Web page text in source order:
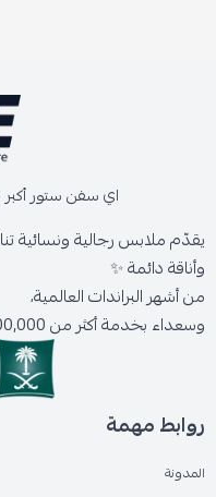
اي سفن ستور
يقدّم ملابس رجالية ونسائية
وأناقة دائمة ✨
من أشهر البراندات العالمية،
وسعداء بخدمة أكثر من 300,000 عميل حول المملكة.
روابط مهمة
المدونة